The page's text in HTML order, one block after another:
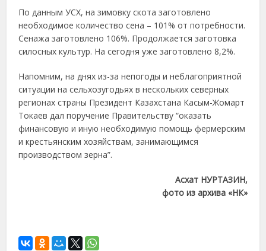
По данным УСХ, на зимовку скота заготовлено
необходимое количество сена – 101% от потребности.
Сенажа заготовлено 106%. Продолжается заготовка
силосных культур. На сегодня уже заготовлено 8,2%.
Напомним, на днях из-за непогоды и неблагоприятной
ситуации на сельхозугодьях в нескольких северных
регионах страны Президент Казахстана Касым-Жомарт
Токаев дал поручение Правительству “оказать
финансовую и иную необходимую помощь фермерским
и крестьянским хозяйствам, занимающимся
производством зерна”.
Асхат НУРТАЗИН,
фото из архива «НК»